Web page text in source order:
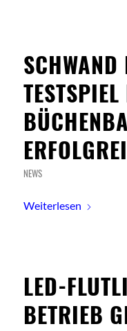
SCHWAND
NEWS
Weiterlesen
LED-
BETRIEB